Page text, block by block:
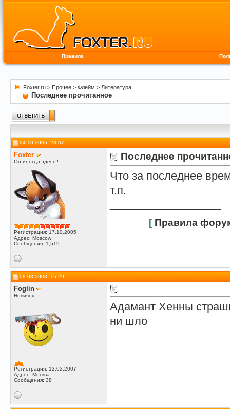
Правила
Foxter.ru > Прочее > Флейм > Литература
Последнее прочитанное
24.10.2005, 23:07
Foxter
Он иногда здесь!!.
Регистрация: 17.10.2005
Адрес: Moscow
Сообщения: 1,519
Последнее
Что за последнее
т.п.
[ Правила
08.08.2008, 15:29
Foglin
Новичок
Регистрация: 13.03.2007
Адрес: Москва
Сообщения: 38
Адамант Хенны
ни шло